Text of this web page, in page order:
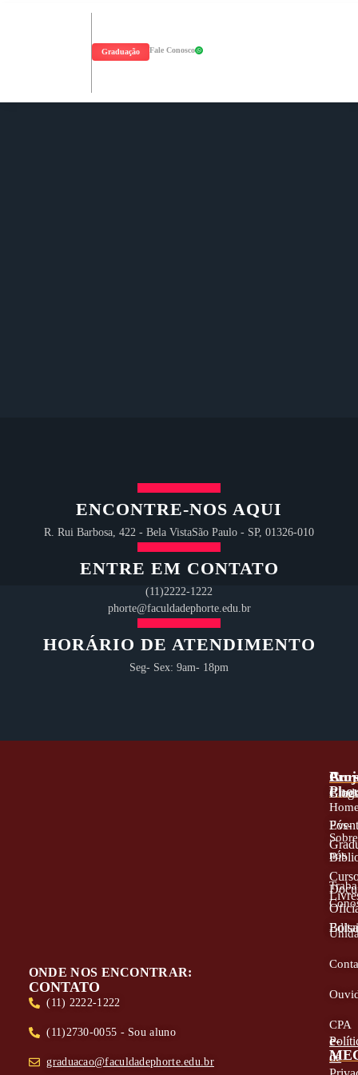
Graduação Fale Conosco
ENCONTRE-NOS AQUI
R. Rui Barbosa, 422 - Bela VistaSão Paulo - SP, 01326-010
ENTRE EM CONTATO
(11)2222-1222
phorte@faculdadephorte.edu.br
HORÁRIO DE ATENDIMENTO
Seg- Sex: 9am- 18pm
ONDE NOS ENCONTRAR:
CONTATO
(11) 2222-1222
(11)2730-0055 - Sou aluno
graduacao@faculdadephorte.edu.br
A
Sobre
nós
CPA
Pós-
e-
de